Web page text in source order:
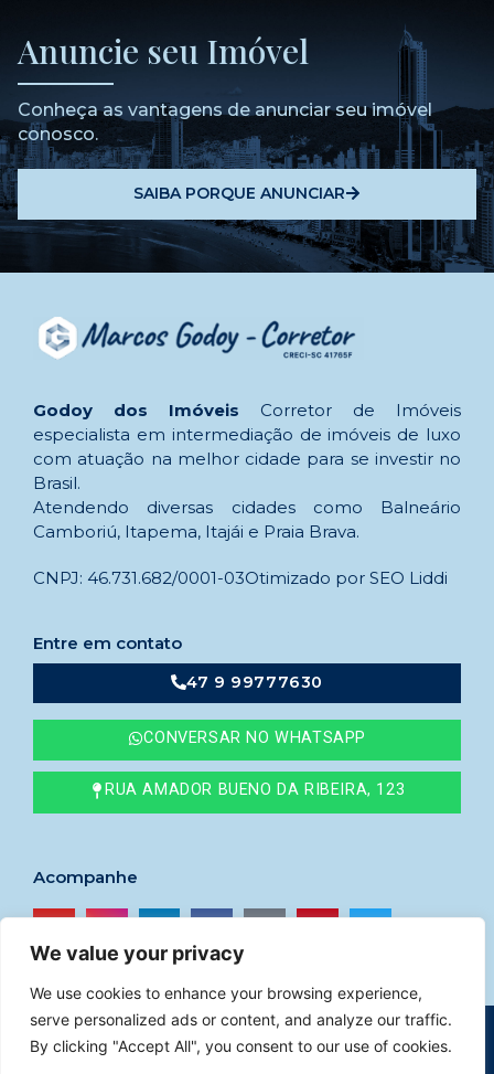
We value your privacy
We use cookies to enhance your browsing experience,
serve personalized ads or content, and analyze our traffic.
By clicking "Accept All", you consent to our use of cookies.
Anuncie seu Imóvel
Conheça as vantagens de anunciar seu imóvel
conosco.
SAIBA PORQUE ANUNCIAR
Godoy dos Imóveis Corretor de Imóveis
especialista em intermediação de imóveis de luxo
com atuação na melhor cidade para se investir no
Brasil.
Atendendo diversas cidades como Balneário
Camboriú, Itapema, Itajái e Praia Brava.
CNPJ: 46.731.682/0001-03Otimizado por SEO Liddi
Entre em contato
47 9 99777630
CONVERSAR NO WHATSAPP
RUA AMADOR BUENO DA RIBEIRA, 123
Acompanhe
© 2023 Imóveis Godoy CRECI nº 41765F